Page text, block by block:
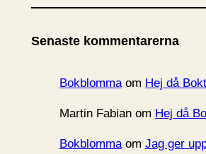
k
v
Senaste kommentarerna
Bokblommaom Hej då
Martin Fabianom Hej då
Bokblommaom Jag ger